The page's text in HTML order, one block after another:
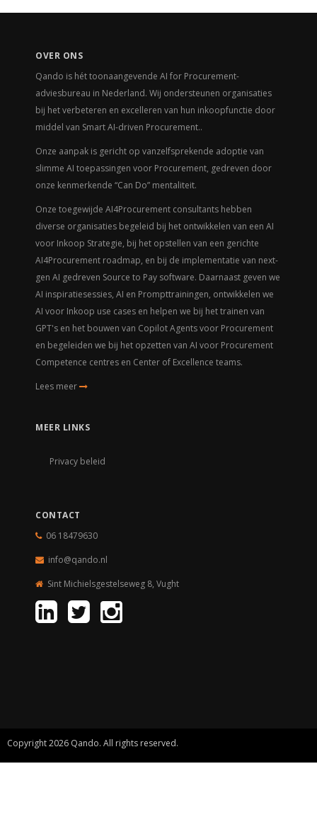
OVER ONS
Qando is hét toonaangevende AI for Procurement-
adviesbureau in Nederland. Wij ondersteunen organisaties
bij het verbeteren en excelleren van hun inkoopfunctie door
middel van Smart AI-driven Procurement..
Onze aanpak is gericht op vanzelfsprekende adoptie van
slimme AI toepassingen voor Procurement, gedreven door
onze kenmerkende “Can Do” mentaliteit.
Onze toegewijde AI4Procurement consultants hebben
diverse organisaties begeleid bij het ontwikkelen van een AI
voor Inkoop Strategie, bij het opstellen van een gerichte
AI4Procurement roadmap, en bij de implementatie van next-
gen AI gedreven Source to Pay software. Daarnaast geven we
AI inspiratiesessies, AI en Prompttrainingen, ontwikkelen we
AI voor Inkoop use cases en helpen we bij het trainen van
GPT's en het bouwen van Copilot Agents voor Procurement
en begeleiden we bij het opzetten van AI voor Procurement
Competence centres en Center of Excellence teams.
Lees meer
MEER LINKS
Privacy beleid
CONTACT
06 18479630
info@qando.nl
Sint Michielsgestelseweg 8, Vught
Copyright 2026 Qando. All rights reserved.